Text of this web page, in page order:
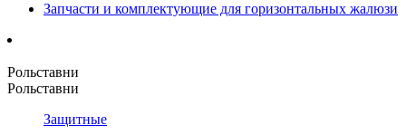
Запчасти и комплектующие для горизонтальных жалюзи
Рольставни
Рольставни
Защитные